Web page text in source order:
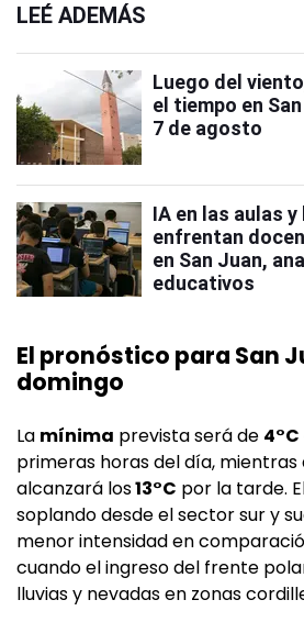
LEÉ ADEMÁS
Luego del
el tiempo en
7 de agosto
IA en las aulas
enfrentan
en San Juan,
educativos
El pronóstico para San
domingo
La mínima prevista será de 4°C
primeras horas del día, mientras
alcanzará los13°C por la tarde.
soplando desde el sector sur y
menor intensidad en
cuando el ingreso del frente
lluvias y nevadas en zonas